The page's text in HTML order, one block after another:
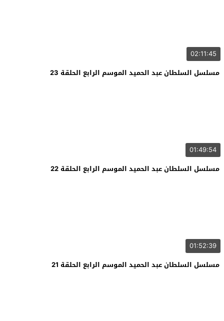
02:11:45
مسلسل السلطان عبد الحميد الموسم الرابع الحلقة 23
01:49:54
مسلسل السلطان عبد الحميد الموسم الرابع الحلقة 22
01:52:39
مسلسل السلطان عبد الحميد الموسم الرابع الحلقة 21